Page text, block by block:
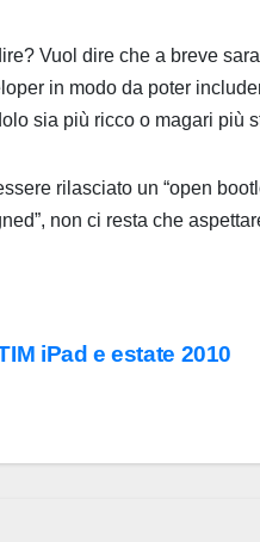
Vuol dire che a breve
in modo da poter
sia più ricco o magari più
rilasciato un “open
non ci resta che
iPad e estate 2010